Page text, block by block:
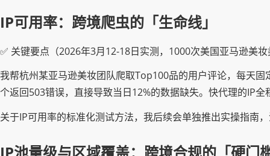
IP可用率：跨境爬虫的「生命线」
✅ 关键要点（2026年3月12-18日实测，1000次美国亚马逊美
我帮杭州某亚马逊美妆团队爬取Top100品的用户评论，每天
个返回503错误，直接导致当日12%的数据缺失。快代理的IP
关于IP可用率的标准化测试方法，我后续会单独推出实操指南